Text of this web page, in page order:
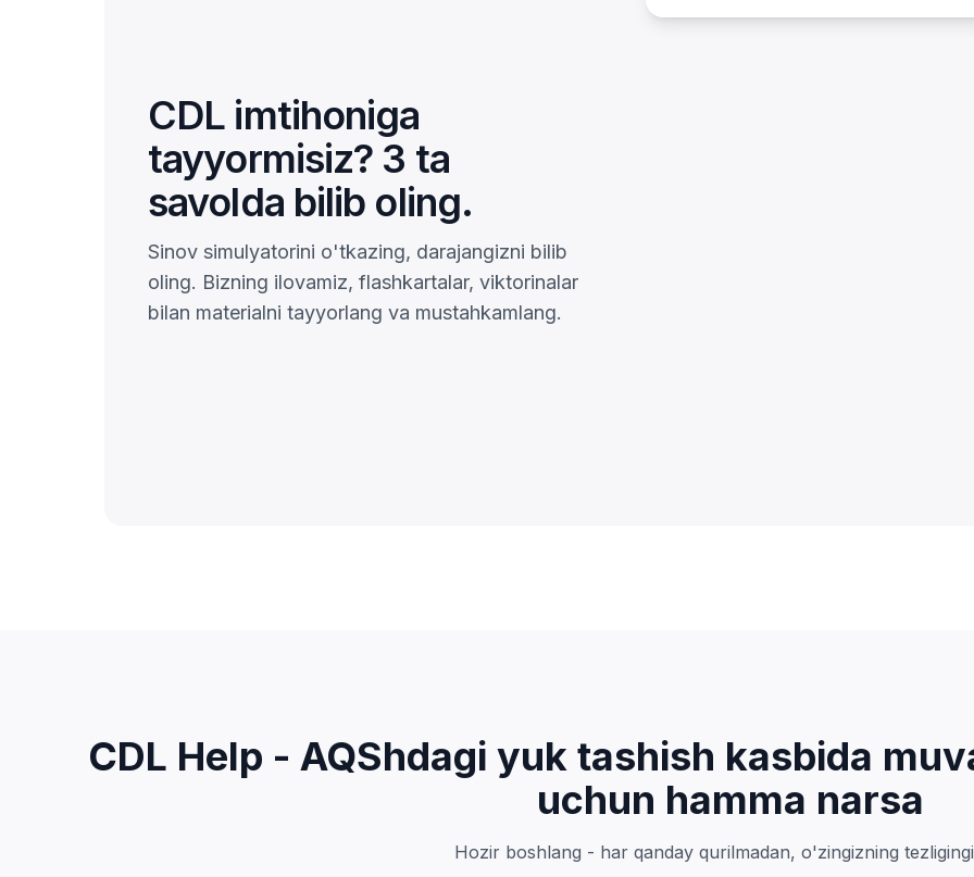
CDL imtihoniga
tayyormisiz? 3 ta
savolda bilib oling.
Sinov simulyatorini o'tkazing, darajangizni bilib
oling. Bizning ilovamiz, flashkartalar, viktorinalar
bilan materialni tayyorlang va mustahkamlang.
CDL Help - AQShdagi yuk tashish kasbida
uchun hamma narsa
Hozir boshlang - har qanday qurilmadan, o'zingizning